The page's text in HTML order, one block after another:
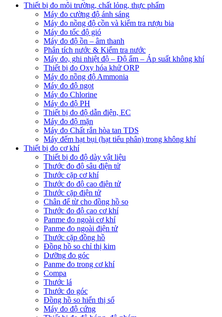
Thiết bị đo môi trường, chất lỏng, thực phẩm
Máy đo cường độ ánh sáng
Máy đo nồng độ cồn và kiểm tra rượu bia
Máy đo tốc độ gió
Máy đo độ ồn – âm thanh
Phân tích nước & Kiểm tra nước
Máy đo, ghi nhiệt độ – Độ ẩm – Áp suất không khí
Thiết bị đo Oxy hóa khử ORP
Máy đo nồng độ Ammonia
Máy đo độ ngọt
Máy đo Chlorine
Máy đo độ PH
Thiết bị đo độ dẫn điện, EC
Máy đo độ mặn
Máy đo Chất rắn hòa tan TDS
Máy đếm hạt bụi (hạt tiểu phân) trong không khí
Thiết bị đo cơ khí
Thiết bị đo độ dày vật liệu
Thước đo độ sâu điện tử
Thước cặp cơ khí
Thước đo độ cao điện tử
Thước cặp điện tử
Chân đế từ cho đồng hồ so
Thước đo độ cao cơ khí
Panme đo ngoài cơ khí
Panme đo ngoài điện tử
Thước cặp đồng hồ
Đồng hồ so chỉ thị kim
Dưỡng đo góc
Panme đo trong cơ khí
Compa
Thước lá
Thước đo góc
Đồng hồ so hiển thị số
Máy đo độ cứng